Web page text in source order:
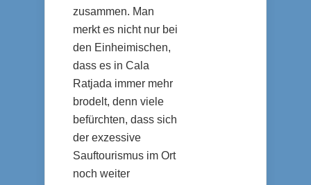
zusammen. Man
merkt es nicht nur bei
den Einheimischen,
dass es in Cala
Ratjada immer mehr
brodelt, denn viele
befürchten, dass sich
der exzessive
Sauftourismus im Ort
noch weiter